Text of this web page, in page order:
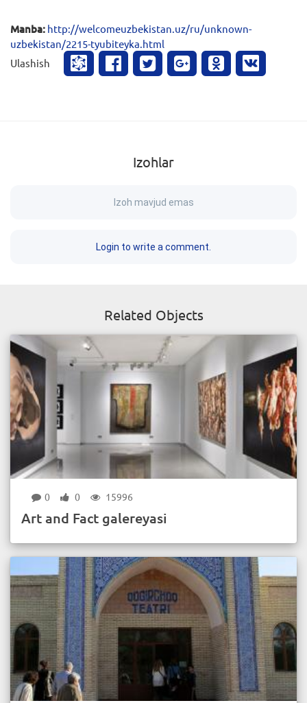
Manba: http://welcomeuzbekistan.uz/ru/unknown-
uzbekistan/2215-tyubiteyka.html
Ulashish
Izohlar
Izoh mavjud emas
Login to write a comment.
Related Objects
0 0 15996
Art and Fact galereyasi